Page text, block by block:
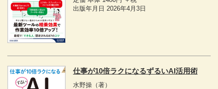
出版年月日 2026年4月3日
仕事が10倍ラクになるずるいAI活用術
水野操 （著）